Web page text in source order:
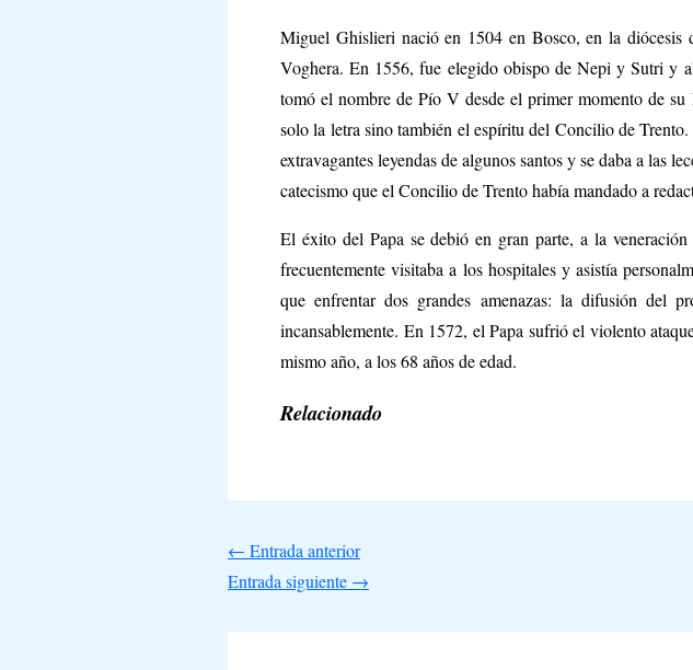
Miguel Ghislieri nació en 1504 en Bosco, en la
Voghera. En 1556, fue elegido obispo de Nepi y Sutri y
tomó el nombre de Pío V desde el primer momento de
solo la letra sino también el espíritu del Concilio de
extravagantes leyendas de algunos santos y se daba a las
catecismo que el Concilio de Trento había mandado a
El éxito del Papa se debió en gran parte, a la
frecuentemente visitaba a los hospitales y asistía
que enfrentar dos grandes amenazas: la difusión del
incansablemente. En 1572, el Papa sufrió el violento
mismo año, a los 68 años de edad.
Relacionado
← Entrada anterior
Entrada siguiente →